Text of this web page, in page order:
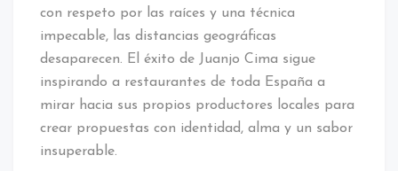
con respeto por las raíces y una técnica
impecable, las distancias geográficas
desaparecen. El éxito de Juanjo Cima sigue
inspirando a restaurantes de toda España a
mirar hacia sus propios productores locales para
crear propuestas con identidad, alma y un sabor
insuperable.